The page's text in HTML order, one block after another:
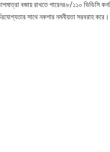
বজায় রাখতে পারেন৪৮/১১০ ভিডিসি
সাথে নকশার নমনীয়তা সরবরাহ করে।